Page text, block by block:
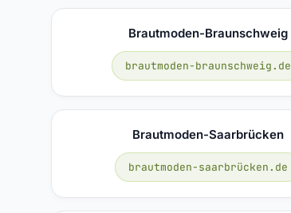
Brautmoden-Braunschweig
brautmoden-braunschweig.de
Brautmoden-Saarbrücken
brautmoden-saarbrücken.de